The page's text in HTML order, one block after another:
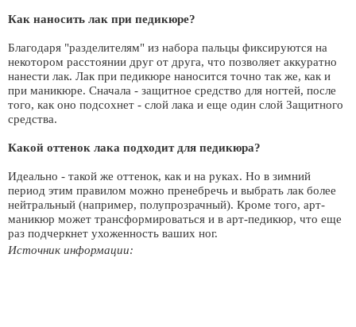
Как наносить лак при педикюре?
Благодаря "разделителям" из набора пальцы фиксируются на
некотором расстоянии друг от друга, что позволяет аккуратно
нанести лак. Лак при педикюре наносится точно так же, как и
при маникюре. Сначала - защитное средство для ногтей, после
того, как оно подсохнет - слой лака и еще один слой Защитного
средства.
Какой оттенок лака подходит для педикюра?
Идеально - такой же оттенок, как и на руках. Но в зимний
период этим правилом можно пренебречь и выбрать лак более
нейтральный (например, полупрозрачный). Кроме того, арт-
маникюр может трансформироваться и в арт-педикюр, что еще
раз подчеркнет ухоженность ваших ног.
Источник информации: